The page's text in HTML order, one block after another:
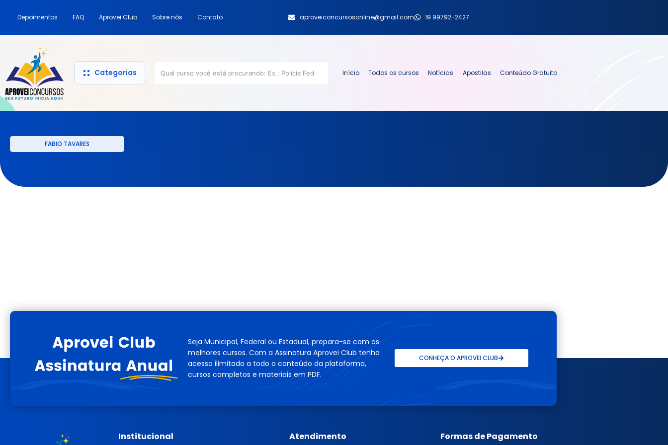
Depoimentos FAQ Aprovei Club Sobre nós Contato aproveiconcursosonline@gmail.com 19 99792-2427
Categorias Início Todos os cursos Notícias Apostilas Conteúdo Gratuito
FABIO TAVARES
Seja Municipal, Federal ou Estadual, prepara-se com os
melhores cursos. Com a Assinatura Aprovei Club tenha
acesso ilimitado a todo o conteúdo da plataforma,
cursos completos e materiais em PDF.
CONHEÇA O APROVEI CLUB
Institucional Atendimento Formas de Pagamento